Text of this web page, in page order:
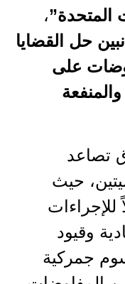
المتحدة”،
حل القضايا
على
تصاعد
حيث
للإجراءات
وقيود
جمركية